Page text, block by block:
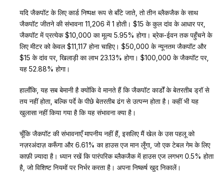
यदि जैकपॉट के लिए कार्ड निष्पक्ष रूप से बाँटे जाते, तो तीन ब्लैकजैक के साथ
जैकपॉट जीतने की संभावना 11,206 में 1 होती। $15 के कुल दांव के आधार पर,
जैकपॉट में प्रत्येक $10,000 का मूल्य 5.95% होगा। ब्रेक-ईवन तक पहुँचने के
लिए मीटर को केवल $11,117 होना चाहिए। $50,000 के न्यूनतम जैकपॉट और
$15 के दांव पर, खिलाड़ी का लाभ 23.13% होगा। $100,000 के जैकपॉट पर,
यह 52.88% होगा।
हालाँकि, यह सब बेमानी है क्योंकि वे मानते हैं कि जैकपॉट कार्डों के बेतरतीब ड्रॉ से
तय नहीं होता, बल्कि पर्दे के पीछे बेतरतीब ढंग से उत्पन्न होता है। कहीं भी यह
खुलासा नहीं किया गया है कि यह संभावना क्या है।
चूँकि जैकपॉट की संभावनाएँ मापनीय नहीं हैं, इसलिए मैं खेल के उस पहलू को
नज़रअंदाज़ करूँगा और 6.61% का हाउस एज मान लूँगा, जो एक टेबल गेम के लिए
काफ़ी ज़्यादा है। ध्यान रखें कि पारंपरिक ब्लैकजैक में हाउस एज लगभग 0.5% होता
है, जो विशिष्ट नियमों पर निर्भर करता है। अपना निष्कर्ष खुद निकालें।